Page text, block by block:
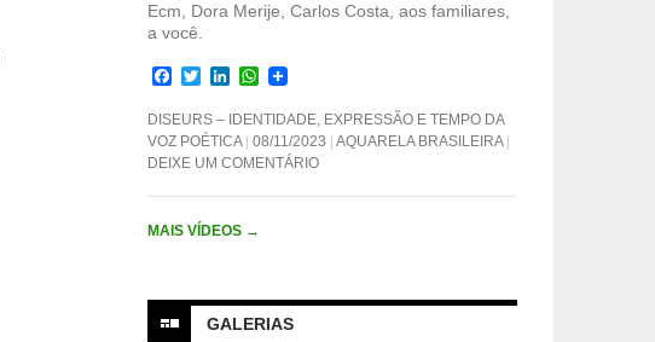
Ecm, Dora Merije, Carlos Costa, aos familiares,
a você.
F
c
e
b
o
o
T
i
t
t
e
r
L
n
k
e
d
I
W
a
t
s
A
p
DISEURS – IDENTIDADE, EXPRESSÃO E TEMPO DA
VOZ POÉTICA
08/11/2023
AQUARELA BRASILEIRA
DEIXE UM COMENTÁRIO
MAIS VÍDEOS →
GALERIAS